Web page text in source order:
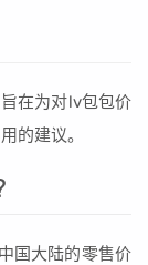
在为对lv包包价
的建议。
国大陆的零售价